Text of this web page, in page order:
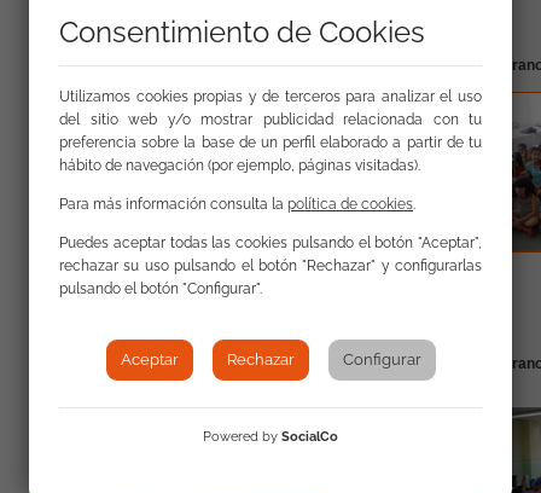
Proyecto en Valladolid para niños con
Escuela de
Finalización de la formación de controlador de
accesos desde la FSG de Badajoz
Escuela de
Badajoz
Consentimiento de Cookies
Utilizamos cookies propias y de terceros para analizar el uso
del sitio web y/o mostrar publicidad relacionada con tu
preferencia sobre la base de un perfil elaborado a partir de tu
hábito de navegación (por ejemplo, páginas visitadas).
Para más información consulta la política de cookies
Puedes aceptar todas las cookies pulsando el botón "Aceptar",
rechazar su uso pulsando el botón "Rechazar" y configurarlas
pulsando el botón "Configurar".
Aceptar Rechazar Configurar
Powered by SocialCo